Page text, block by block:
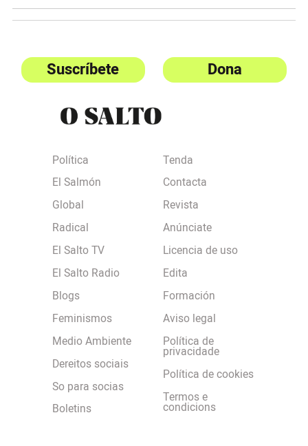
Suscríbete Dona
Política
El Salmón
Global
Radical
El Salto TV
El Salto Radio
Blogs
Feminismos
Medio Ambiente
Dereitos sociais
So para socias
Boletins
Tenda
Contacta
Revista
Anúnciate
Licencia de uso
Edita
Formación
Aviso legal
Política de
privacidade
Política de cookies
Termos e
condicions